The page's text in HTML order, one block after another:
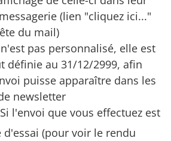
(lien "cliquez ici..."
du mail)
pas personnalisé, elle est
définie au 31/12/2999, afin
puisse apparaître dans les
newsletter
Si l'envoi que vous effectuez est
(pour voir le rendu